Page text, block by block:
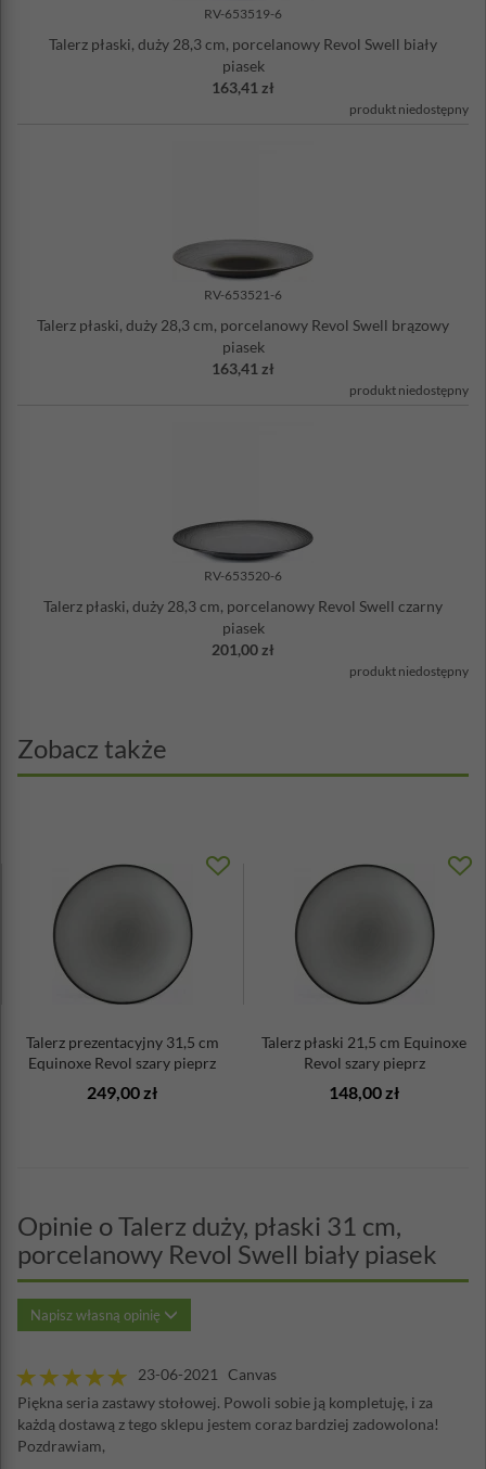
RV-653519-6
Talerz płaski, duży 28,3 cm, porcelanowy Revol Swell biały
piasek
163,41 zł
produkt niedostępny
RV-653521-6
Talerz płaski, duży 28,3 cm, porcelanowy Revol Swell brązowy
piasek
163,41 zł
produkt niedostępny
RV-653520-6
Talerz płaski, duży 28,3 cm, porcelanowy Revol Swell czarny
piasek
201,00 zł
produkt niedostępny
Zobacz także
Talerz prezentacyjny 31,5 cm
Equinoxe Revol szary pieprz
249,00 zł
Talerz płaski 21,5 cm Equinoxe
Revol szary pieprz
148,00 zł
Opinie o Talerz duży, płaski 31 cm,
porcelanowy Revol Swell biały piasek
Napisz własną opinię
23-06-2021 Canvas
Piękna seria zastawy stołowej. Powoli sobie ją kompletuję, i za
każdą dostawą z tego sklepu jestem coraz bardziej zadowolona!
Pozdrawiam,